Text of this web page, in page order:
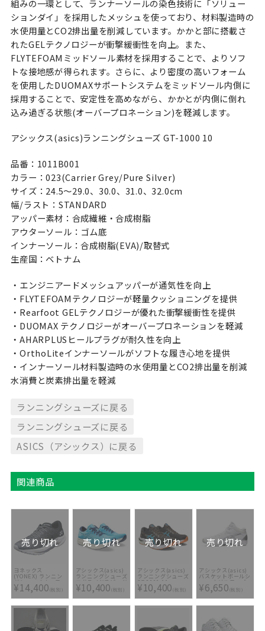
組みの一環として、ランナーソールの染色技術に「ソリュー
ションダイ」を採用したメッシュを使っており、材料製造時の
水使用量とCO2排出量を削減しています。かかと部に搭載さ
れたGELテクノロジーが衝撃緩衝性を向上。また、
FLYTEFOAMミッドソール素材を採用することで、よりソフ
トな接地感が得られます。さらに、より密度の高いフォーム
を使用したDUOMAXサポートシステムをミッドソール内側に
採用することで、安定性を高めながら、かかとが内側に倒れ
込み過ぎる状態(オーバープロネーション)を軽減します。
アシックス(asics)ランニングシューズ GT-1000 10
品番：1011B001
カラー：023(Carrier Grey/Pure Silver)
サイズ：24.5〜29.0、30.0、31.0、32.0cm
幅/ラスト：STANDARD
アッパー素材：合成繊維・合成樹脂
アウターソール：ゴム底
インナーソール：合成樹脂(EVA)/取替式
生産国：ベトナム
・エンジニアードメッシュアッパーが通気性を向上
・FLYTEFOAMテクノロジーが軽量クッショニングを提供
・Rearfoot GELテクノロジーが優れた衝撃緩衝性を提供
・DUOMAX テクノロジーがオーバープロネーションを軽減
・AHARPLUSヒールプラグが耐久性を向上
・OrthoLiteインナーソールがソフトな履き心地を提供
・インナーソール材料製造時の水使用量とCO2排出量を削減
水消費と炭素排出量を軽減
ランニングシューズに戻る
ランニングシューズに戻る
ASICS（アシックス）に戻る
関連商品
売り切れ
ヨネックス
(YONEX) ランニン
グシューズ セーフ
ランエアラス メン
SHRA1M-290
¥14,400(税別)
売り切れ
アシックス(asics)
ランニングシューズ
エボライドスピード
2 1011B789-401
¥10,400(税別)
売り切れ
アシックス(asics)
ランニングシューズ
GT-2000 11
1011B441-006
¥10,400(税別)
売り切れ
アシックス(asics)
バスケットボールシ
ューズ ゲルフープ
V12 ワイド
1063A020-101
¥6,650(税別)